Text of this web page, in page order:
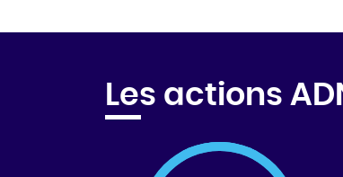
Les actions